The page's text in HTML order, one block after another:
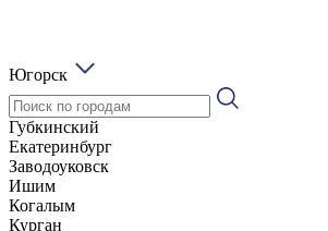
Югорск
Губкинский
Екатеринбург
Заводоуковск
Ишим
Когалым
Курган